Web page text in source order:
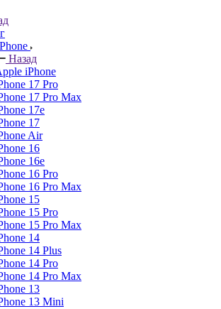
Назад
iPhone
17 Pro
17 Pro Max
17e
17
Air
16
16e
16 Pro
16 Pro Max
15
15 Pro
15 Pro Max
14
14 Plus
14 Pro
14 Pro Max
13
13 Mini